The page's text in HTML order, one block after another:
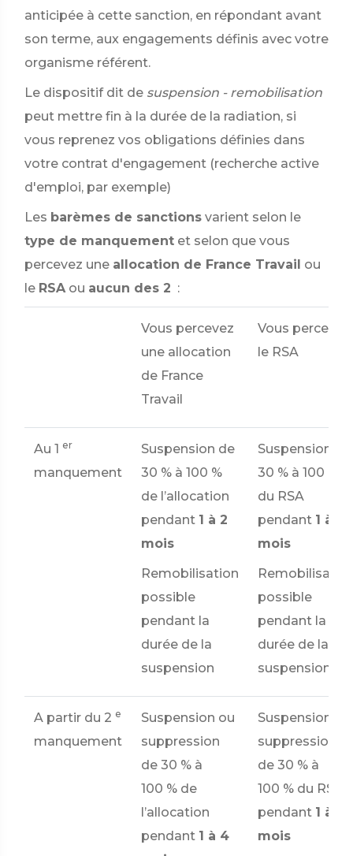
anticipée à cette sanction, en répondant avant
son terme, aux engagements définis avec votre
organisme référent.
Le dispositif dit de suspension - remobilisation
peut mettre fin à la durée de la radiation, si
vous reprenez vos obligations définies dans
votre contrat d'engagement (recherche active
d'emploi, par exemple)
Les barèmes de sanctions varient selon le
type de manquement et selon que vous
percevez une allocation de France Travail ou
le RSA ou aucun des 2 :
Vous percevez
une allocation
de France
Travail
Vous percevez
le RSA
Au 1 er
manquement
Suspension de
30 % à 100 %
de l’allocation
pendant 1 à 2
mois
Remobilisation
possible
pendant la
durée de la
suspension
Suspension de
30 % à 100 %
du RSA
pendant 1 à 2
mois
possible
pendant la
durée de la
suspension
A partir du 2 e
manquement
Suspension ou
suppression
de 30 % à
100 % de
l’allocation
pendant 1 à 4
Suspension ou
suppression
de 30 % à
100 % du RSA
pendant 1 à 4
mois